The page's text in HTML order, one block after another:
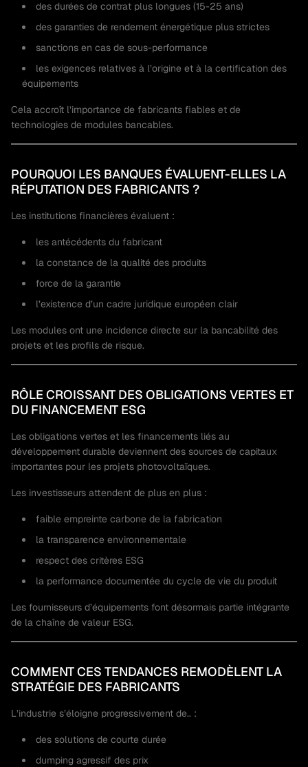
des durées de contrat plus longues (15-25 ans)
des garanties de rendement énergétique plus strictes
sanctions en cas de sous-performance
les exigences relatives à l’origine et à la certification des
équipements
Cela accroît l’importance de fabricants fiables et de
technologies de modules bancables.
POURQUOI LES BANQUES ÉVALUENT-ELLES LA
RÉPUTATION DES FABRICANTS ?
Les institutions financières évaluent :
les antécédents du fabricant
la constance de la qualité des produits
force de la garantie
l’existence d’un cadre juridique européen clair
Les modules ont une incidence directe sur la bancabilité des
projets et les profils de risque.
RÔLE CROISSANT DES OBLIGATIONS VERTES ET
DU FINANCEMENT ESG
Les obligations vertes et les financements liés au
développement durable deviennent des sources de capitaux
importantes pour les projets photovoltaïques.
Les investisseurs attendent de plus en plus :
faible empreinte carbone de la fabrication
la transparence environnementale
respect des critères ESG
la performance documentée du cycle de vie du produit
Les fournisseurs d’équipements font désormais partie intégrante
de la chaîne de valeur ESG.
COMMENT CES TENDANCES REMODÈLENT LA
STRATÉGIE DES FABRICANTS
L’industrie s’éloigne progressivement de.. :
des solutions de courte durée
dumping agressif des prix